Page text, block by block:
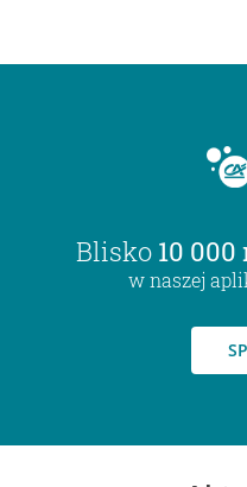
Blisko 10
w naszej